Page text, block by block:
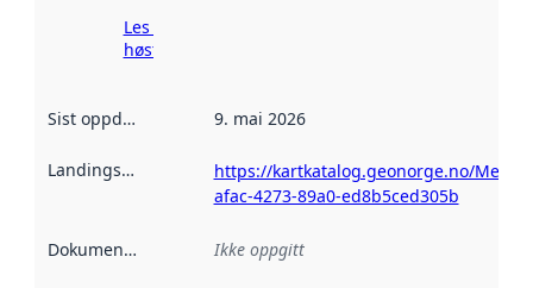
Les mer om
høsting her
Sist oppdatert 9. mai 2026
Landingsside
https://kartkatalog.geonorge.no/
afac-4273-89a0-ed8b5ced305b
Dokumentasjon Ikke oppgitt